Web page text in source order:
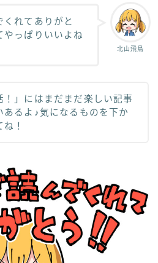
北山飛鳥
くれてありがと
やっぱりいいよね
！」にはまだまだ楽しい記事
あるよ♪気になるものを下か
！